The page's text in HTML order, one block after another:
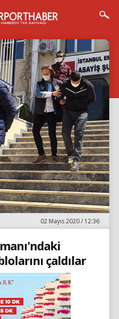
02 Mayıs 2020 / 12:36
çaldılar